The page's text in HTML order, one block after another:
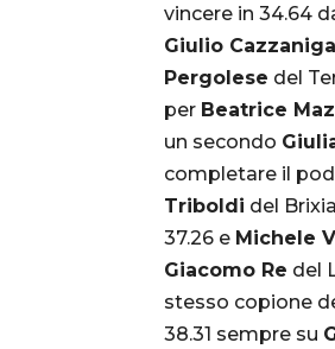
vincere in 34.64
Giulio Cazzaniga
Pergolese del
per Beatrice
un secondo
completare il
Triboldi del
37.26 e Michele
Giacomo Re del
stesso copione
38.31 sempre su